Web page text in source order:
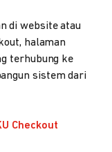
di website atau
halaman
terhubung ke
sistem dari
Checkout